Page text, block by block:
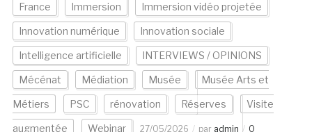
France Immersion Immersion vidéo projetée
Innovation numérique Innovation sociale
Intelligence artificielle INTERVIEWS / OPINIONS
Mécénat Médiation Musée Musée Arts et
Métiers PSC rénovation Réserves Visite
augmentée Webinar 27/05/2026 par admin 0